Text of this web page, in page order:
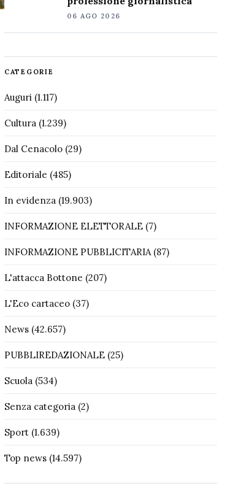
06 AGO 2026
CATEGORIE
Auguri(1.117)
Cultura(1.239)
Dal Cenacolo(29)
Editoriale (485)
In evidenza(19.903)
INFORMAZIONE ELETTORALE(7)
INFORMAZIONE PUBBLICITARIA(87)
L'attacca Bottone (207)
L'Eco cartaceo(37)
News(42.657)
PUBBLIREDAZIONALE(25)
Scuola(534)
Senza categoria(2)
Sport(1.639)
Top news(14.597)